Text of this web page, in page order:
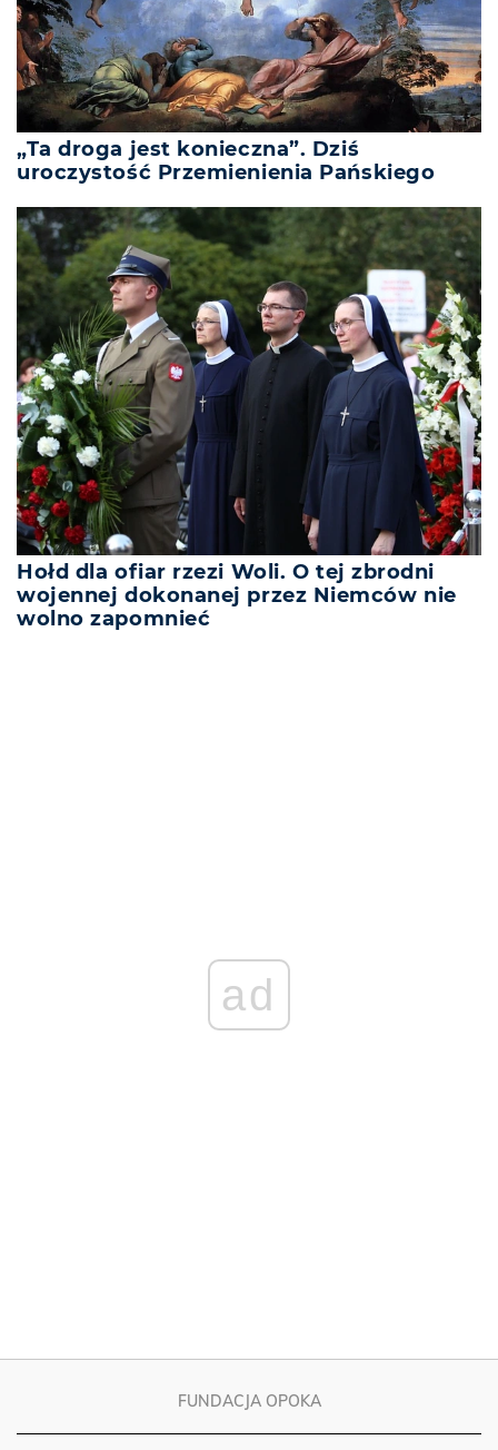
„Ta droga jest konieczna”. Dziś
uroczystość Przemienienia Pańskiego
Hołd dla ofiar rzezi Woli. O tej zbrodni
wojennej dokonanej przez Niemców nie
wolno zapomnieć
FUNDACJA OPOKA